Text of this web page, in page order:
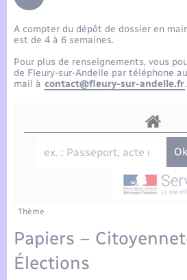
Compétences
Plan interactif
Publications
La Communauté de
Etat-civil - Papiers -
Mariage – PACS
Parrainage civil
Logement - Urbanisme
Nouvel habitant
Organisation d’événement
Sécurité - Prévention
Transports scolaires
Travaux - Autorisation
public
A compter du dépôt de dossier en
est de 4 à 6 semaines.
Pour plus de renseignements, vous
de Fleury-sur-Andelle par téléphone au
mail à contact@fleury-sur-andelle.fr.
Thème
Papiers –
Élections